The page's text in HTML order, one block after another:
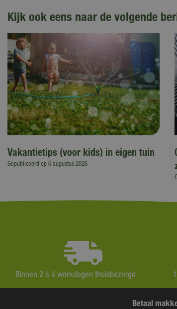
Kijk ook eens naar de volgende
Vakantietips (voor kids) in eigen tuin
Gepubliceerd op 6 augustus 2026
Binnen 2 à 4 werkdagen thuisbezorgd
Betaal